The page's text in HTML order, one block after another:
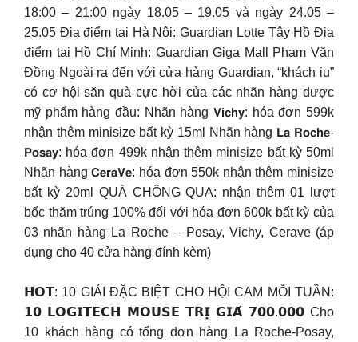
18:00 – 21:00 ngày 18.05 – 19.05 và ngày 24.05 –
25.05 Địa điểm tại Hà Nội: Guardian Lotte Tây Hồ Địa
điểm tại Hồ Chí Minh: Guardian Giga Mall Phạm Văn
Đồng Ngoài ra đến với cửa hàng Guardian, “khách iu”
có cơ hội săn quà cực hời của các nhãn hàng dược
mỹ phẩm hàng đầu: Nhãn hàng 𝗩𝗶𝗰𝗵𝘆: hóa đơn 599k
nhận thêm minisize bất kỳ 15ml Nhãn hàng 𝗟𝗮 𝗥𝗼𝗰𝗵𝗲-
𝗣𝗼𝘀𝗮𝘆: hóa đơn 499k nhận thêm minisize bất kỳ 50ml
Nhãn hàng 𝗖𝗲𝗿𝗮𝗩𝗲: hóa đơn 550k nhận thêm minisize
bất kỳ 20ml QUÀ CHỒNG QUA: nhận thêm 01 lượt
bốc thăm trúng 100% đối với hóa đơn 600k bất kỳ của
03 nhãn hàng La Roche – Posay, Vichy, Cerave (áp
dụng cho 40 cửa hàng đính kèm)
𝗛𝗢𝗧: 10 GIẢI ĐẶC BIỆT CHO HỘI CAM MỖI TUẦN:
𝟭𝟬 𝗟𝗢𝗚𝗜𝗧𝗘𝗖𝗛 𝗠𝗢𝗨𝗦𝗘 𝗧𝗥𝗜̣ 𝗚𝗜𝗔́ 𝟳𝟬𝟬.𝟬𝟬𝟬 Cho
10 khách hàng có tổng đơn hàng La Roche-Posay,